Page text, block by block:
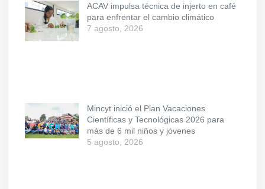
ACAV impulsa técnica de injerto en café
para enfrentar el cambio climático
7 agosto, 2026
Mincyt inició el Plan Vacaciones
Científicas y Tecnológicas 2026 para
más de 6 mil niños y jóvenes
5 agosto, 2026